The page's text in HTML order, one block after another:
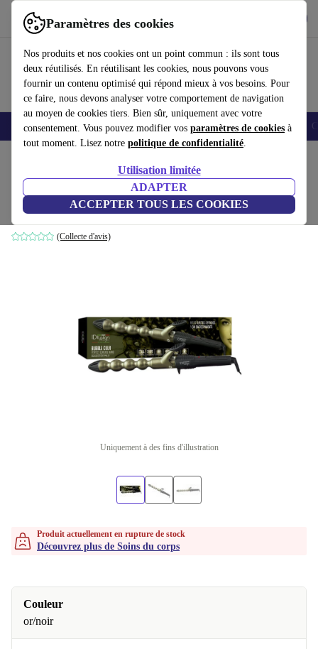
Paramètres des cookies
Nos produits et nos cookies ont un point commun : ils sont tous
deux réutilisés. En réutilisant les cookies, nous pouvons vous
fournir un contenu optimisé qui répond mieux à vos besoins. Pour
ce faire, nous devons analyser votre comportement de navigation
au moyen de cookies tiers. Bien sûr, uniquement avec votre
consentement. Vous pouvez modifier vos paramètres de cookies à
tout moment. Lisez notre politique de confidentialité.
Utilisation limitée
ADAPTER
ACCEPTER TOUS LES COOKIES
Utilisez refurbed rapidement et facilement
Smartphones Laptops Tablettes Montres connectées Accessoires
Italian Design Easy Bubble fer à friser
or/noir
(Collecte d'avis)
Uniquement à des fins d'illustration
Produit actuellement en rupture de stock
Découvrez plus de Soins du corps
Couleur
or/noir